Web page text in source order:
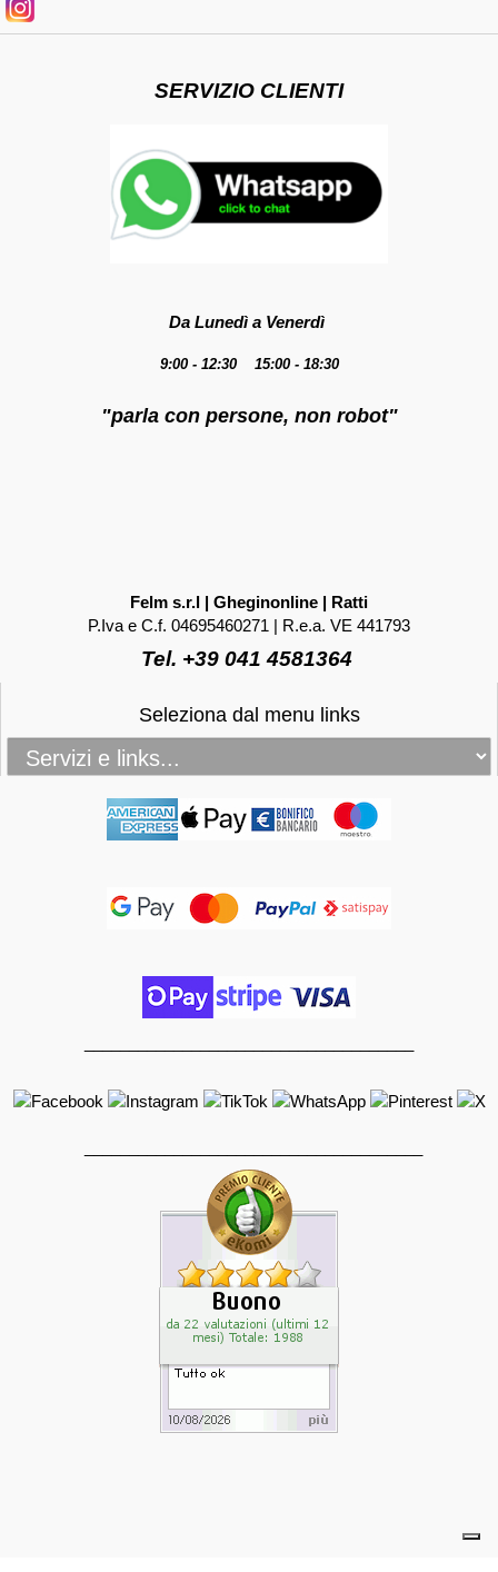
SERVIZIO CLIENTI
Da Lunedì a Venerdì
9:00 - 12:30 15:00 - 18:30
"parla con persone, non robot"
Felm s.r.l | Gheginonline | Ratti
P.Iva e C.f. 04695460271 | R.e.a. VE 441793
Tel. +39 041 4581364
Seleziona dal menu links